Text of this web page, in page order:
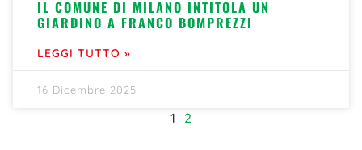
IL COMUNE DI MILANO INTITOLA UN
GIARDINO A FRANCO BOMPREZZI
LEGGI TUTTO »
16 Dicembre 2025
1 2